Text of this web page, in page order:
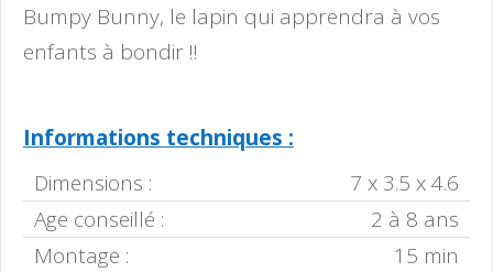
Bumpy Bunny, le lapin qui apprendra à vos
enfants à bondir !!
Informations techniques :
Dimensions :
7 x 3.5 x 4.6
Age conseillé :
2 à 8 ans
Montage :
15 min